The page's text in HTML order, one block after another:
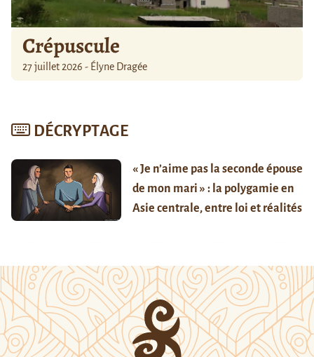
Crépuscule
27 juillet 2026 - Élyne Dragée
DÉCRYPTAGE
« Je n’aime pas la seconde épouse
de mon mari » : la polygamie en
Asie centrale, entre loi et réalités